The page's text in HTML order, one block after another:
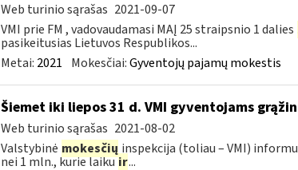
Web turinio sąrašas 2021-09-07
VMI prie FM , vadovaudamasi MAĮ 25 straipsnio 1 dalies
pasikeitusias Lietuvos Respublikos...
Metai: 2021 Mokesčiai:Gyventojų pajamų mokestis
Šiemet iki liepos 31 d. VMI gyventojams
Web turinio sąrašas 2021-08-02
Valstybinė mokesčių inspekcija (toliau – VMI)
nei 1 mln., kurie laikuir...